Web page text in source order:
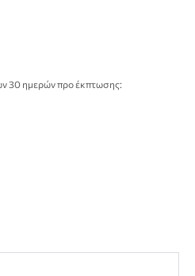
30 ημερών προ έκπτωσης: